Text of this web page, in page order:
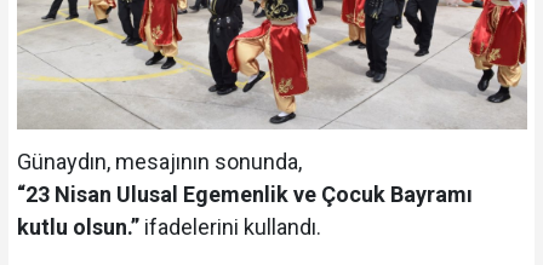
Günaydın, mesajının sonunda,
“23 Nisan Ulusal Egemenlik ve Çocuk Bayramı
kutlu olsun.”ifadelerini kullandı.